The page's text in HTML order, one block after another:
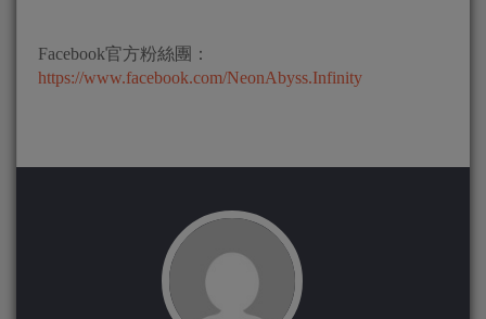
Facebook官方粉絲團：
https://www.facebook.com/NeonAbyss.Infinity